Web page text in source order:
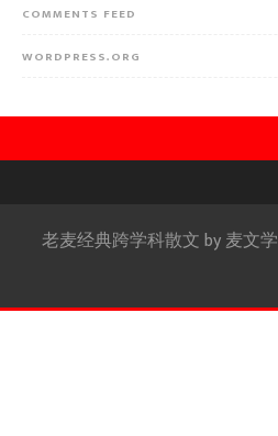
COMMENTS FEED
WORDPRESS.ORG
老麦经典跨学科散文 by麦文学